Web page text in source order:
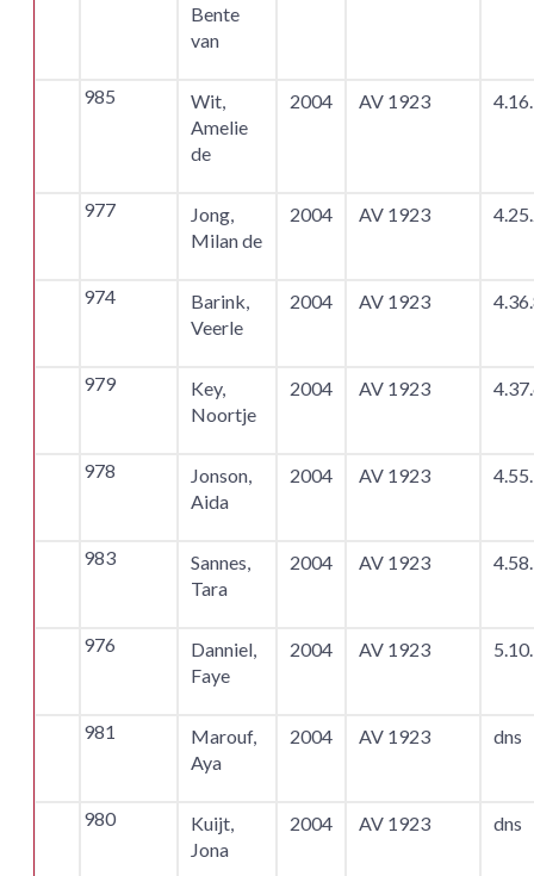
Bente
van
985
Wit,
Amelie
de
2004 AV 1923
977
Jong,
Milan de
2004 AV 1923
974
Barink,
Veerle
2004 AV 1923
979
Key,
Noortje
2004 AV 1923
978
Jonson,
Aida
2004 AV 1923
983
Sannes,
Tara
2004 AV 1923
976
Danniel,
Faye
2004 AV 1923
981
Marouf,
Aya
2004 AV 1923 dns
980
Kuijt,
Jona
2004 AV 1923 dns